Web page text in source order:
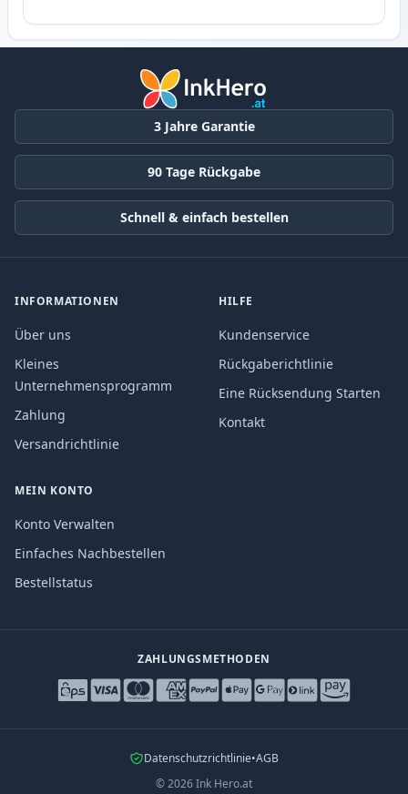
3 Jahre Garantie
90 Tage Rückgabe
Schnell & einfach bestellen
INFORMATIONEN
Über uns
Kleines
Unternehmensprogramm
Zahlung
Versandrichtlinie
HILFE
Kundenservice
Rückgaberichtlinie
Eine Rücksendung Starten
Kontakt
MEIN KONTO
Konto Verwalten
Einfaches Nachbestellen
Bestellstatus
ZAHLUNGSMETHODEN
Datenschutzrichtlinie•AGB
©2026Ink Hero.at